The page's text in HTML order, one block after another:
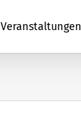
Veranstaltungen